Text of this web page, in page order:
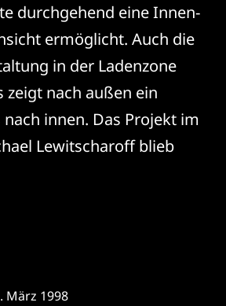
durchgehend eine Innen-
ermöglicht. Auch die
in der Ladenzone
zeigt nach außen ein
innen. Das Projekt im
Lewitscharoff blieb
März 1998